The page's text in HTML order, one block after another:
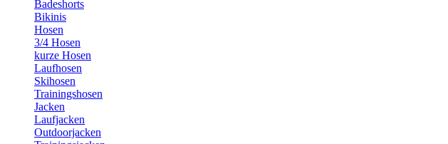
Badeshorts
Bikinis
Hosen
3/4 Hosen
kurze Hosen
Laufhosen
Skihosen
Trainingshosen
Jacken
Laufjacken
Outdoorjacken